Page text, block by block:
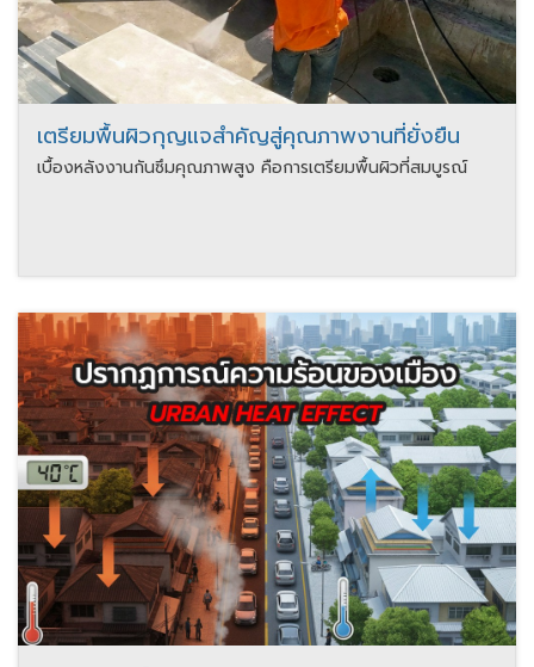
เตรียมพื้นผิวกุญแจสำคัญสู่คุณภาพงานที่ยั่งยืน
เบื้องหลังงานกันซึมคุณภาพสูง คือการเตรียมพื้นผิวที่สมบูรณ์